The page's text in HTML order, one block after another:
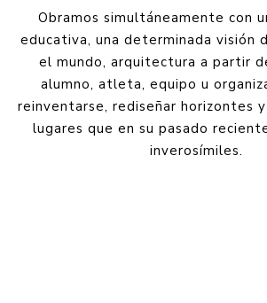
Obramos simultáneamente con
educativa, una determinada visión
el mundo, arquitectura a partir
alumno, atleta, equipo u
reinventarse, rediseñar horizontes
lugares que en su pasado
inverosímiles.